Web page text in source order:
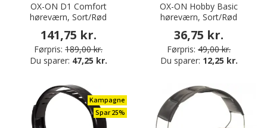
OX-ON D1 Comfort
høreværn, Sort/Rød
141,75 kr.
Førpris: 189,00 kr.
Du sparer: 47,25 kr.
OX-ON Hobby Basic
høreværn, Sort/Rød
36,75 kr.
Førpris: 49,00 kr.
Du sparer: 12,25 kr.
Kampagne
Spar 25%